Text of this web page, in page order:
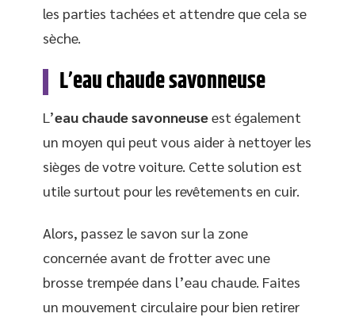
les parties tachées et attendre que cela se
sèche.
L’eau chaude savonneuse
L’eau chaude savonneuseest également
un moyen qui peut vous aider à nettoyer les
sièges de votre voiture. Cette solution est
utile surtout pour les revêtements en cuir.
Alors, passez le savon sur la zone
concernée avant de frotter avec une
brosse trempée dans l’eau chaude. Faites
un mouvement circulaire pour bien retirer